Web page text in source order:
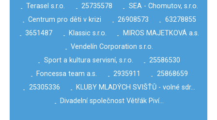
- Terasel s.r.o. - 25735578 - SEA - Chomutov, s.r.o.
- Centrum pro děti v krizi - 26908573 - 63278855
- 3651487 - Klassic s.r.o. -
MIROS MAJETKOVÁ a.s.
- Vendelín Corporation s.r.o.
- Sport a kultura servisní, s.r.o. - 25586530
- Foncessa team a.s. - 2935911 - 25868659
- 25305336 - KLUBY MLADÝCH SVIŠŤŮ - volné sdr…
- Divadelní společnost Větřák Piví…